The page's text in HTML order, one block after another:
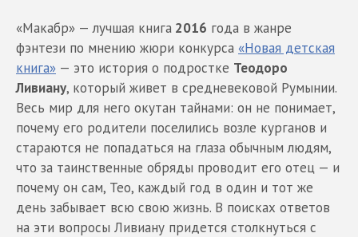
«Макабр» — лучшая книга 2016 года в жанре
фэнтези по мнению жюри конкурса «Новая детская
книга» — это история о подростке Теодоро
Ливиану, который живет в средневековой Румынии.
Весь мир для него окутан тайнами: он не понимает,
почему его родители поселились возле курганов и
стараются не попадаться на глаза обычным людям,
что за таинственные обряды проводит его отец — и
почему он сам, Тео, каждый год в один и тот же
день забывает всю свою жизнь. В поисках ответов
на эти вопросы Ливиану придется столкнуться с